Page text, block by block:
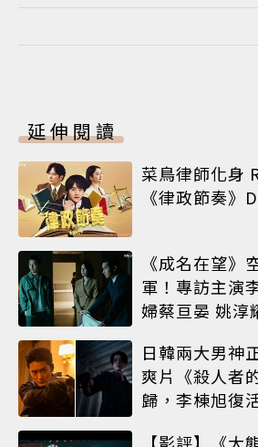
延伸閱讀
菜鳥律師化身
《律政節奏》
《成名在望》
軍！專訪主演
婦蔡亘晏 姚淳
日韓兩大男神
爽片《殺人者
歸，李棟旭復
【影評】《大